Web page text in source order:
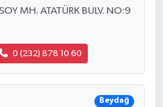
MH. ATATÜRK BULV. NO:9
0 (232) 878 10 60
Beydağ